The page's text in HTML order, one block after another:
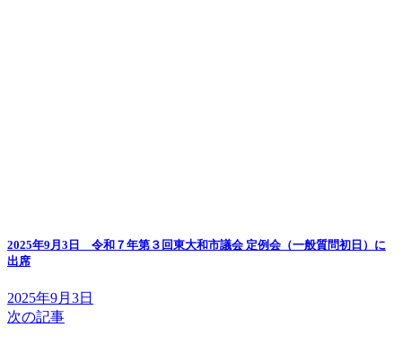
2025年9月3日 令和７年第３回東大和市議会 定例会（一般質問初日）に
出席
2025年9月3日
次の記事